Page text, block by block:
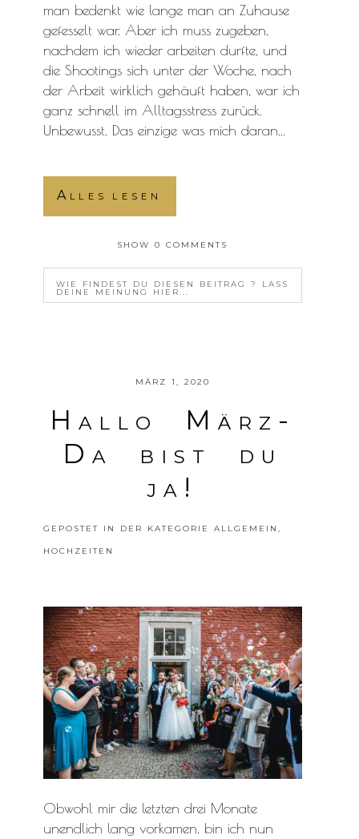
man bedenkt wie lange man an Zuhause
gefesselt war. Aber ich muss zugeben,
nachdem ich wieder arbeiten durfte, und
die Shootings sich unter der Woche, nach
der Arbeit wirklich gehäuft haben, war ich
ganz schnell im Alltagsstress zurück.
Unbewusst. Das einzige was mich daran...
Alles lesen
SHOW0 COMMENTS
WIE FINDEST DU DIESEN BEITRAG ? LASS
DEINE MEINUNG HIER...
POSTE DEINE MEINUNG
MÄRZ 1, 2020
Hallo März-
Da bist du
ja!
GEPOSTET IN DER KATEGORIE ALLGEMEIN ,
HOCHZEITEN
Obwohl mir die letzten drei Monate
unendlich lang vorkamen, bin ich nun